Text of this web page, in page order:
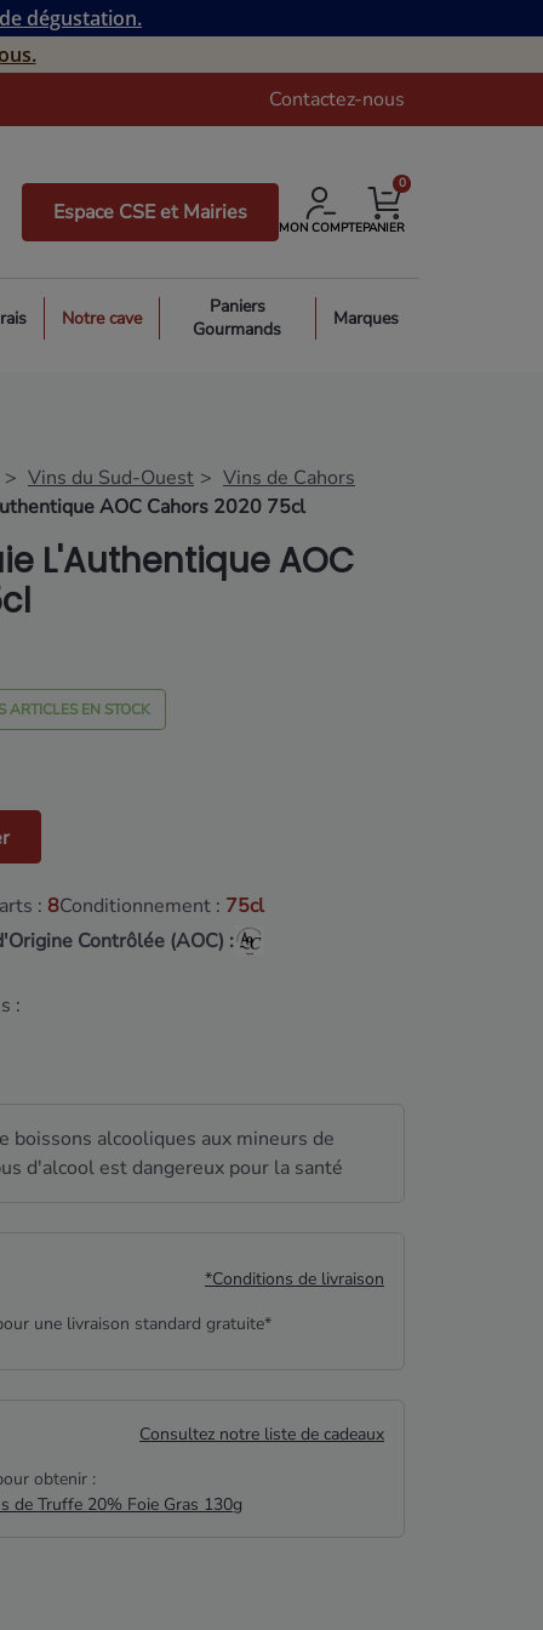
dégustation.
Contactez-nous
Espace CSE et Mairies
MON COMPTEPANIER
0
Notre cave
Paniers
Gourmands
Marques
Vins du Sud-Ouest
Vins de Cahors
AOC Cahors 2020 75cl
L'Authentique AOC
ARTICLES EN STOCK
: 8Conditionnement : 75cl
Contrôlée (AOC) :
:
boissons alcooliques aux mineurs de
d'alcool est dangereux pour la santé
*Conditions de livraison
une livraison standard gratuite*
Consultez notre liste de cadeaux
obtenir :
de Truffe 20% Foie Gras 130g